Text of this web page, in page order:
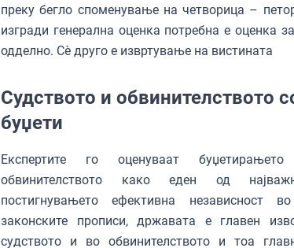
преку бегло споменување на четворица –
изгради генерална оценка потребна е оценка
одделно. Сè друго е извртување на вистината
Судството и обвинителството
буџети
Експертите го оценуваат
обвинителството како еден од
постигнувањето ефективна независност
законските прописи, државата е главен
судството и во обвинителството и тоа